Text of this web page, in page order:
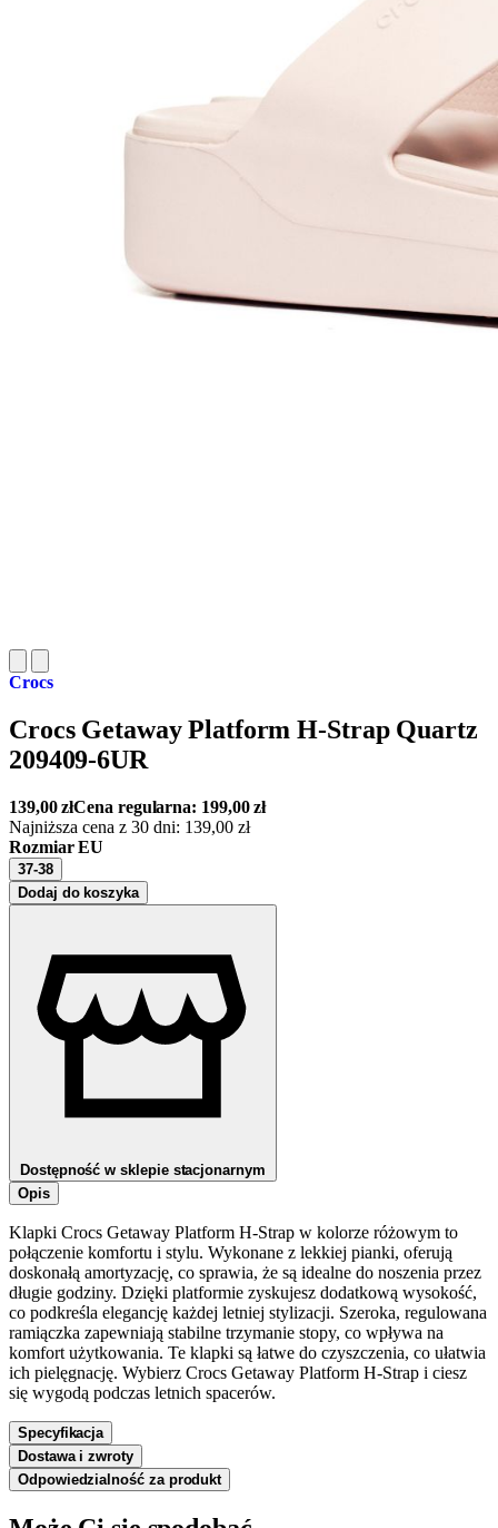
Crocs
Crocs Getaway Platform H-Strap Quartz
209409-6UR
139,00złCena regularna: 199,00zł
Najniższa cena z 30 dni: 139,00 zł
Rozmiar EU
37-38
Dodaj do koszyka
Dostępność w sklepie stacjonarnym
Opis
Klapki Crocs Getaway Platform H-Strap w kolorze różowym to
połączenie komfortu i stylu. Wykonane z lekkiej pianki, oferują
doskonałą amortyzację, co sprawia, że są idealne do noszenia przez
długie godziny. Dzięki platformie zyskujesz dodatkową wysokość,
co podkreśla elegancję każdej letniej stylizacji. Szeroka, regulowana
ramiączka zapewniają stabilne trzymanie stopy, co wpływa na
komfort użytkowania. Te klapki są łatwe do czyszczenia, co ułatwia
ich pielęgnację. Wybierz Crocs Getaway Platform H-Strap i ciesz
się wygodą podczas letnich spacerów.
Specyfikacja
Dostawa i zwroty
Odpowiedzialność za produkt